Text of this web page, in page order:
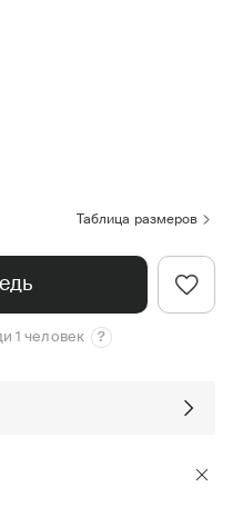
Таблица размеров
1 человек ?